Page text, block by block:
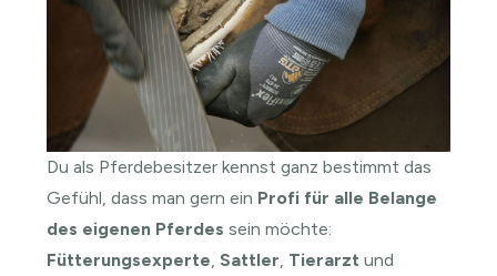
Du als Pferdebesitzer kennst ganz bestimmt das
Gefühl, dass man gern ein Profi für alle Belange
des eigenen Pferdessein möchte:
Fütterungsexperte Sattler Tierarzt und